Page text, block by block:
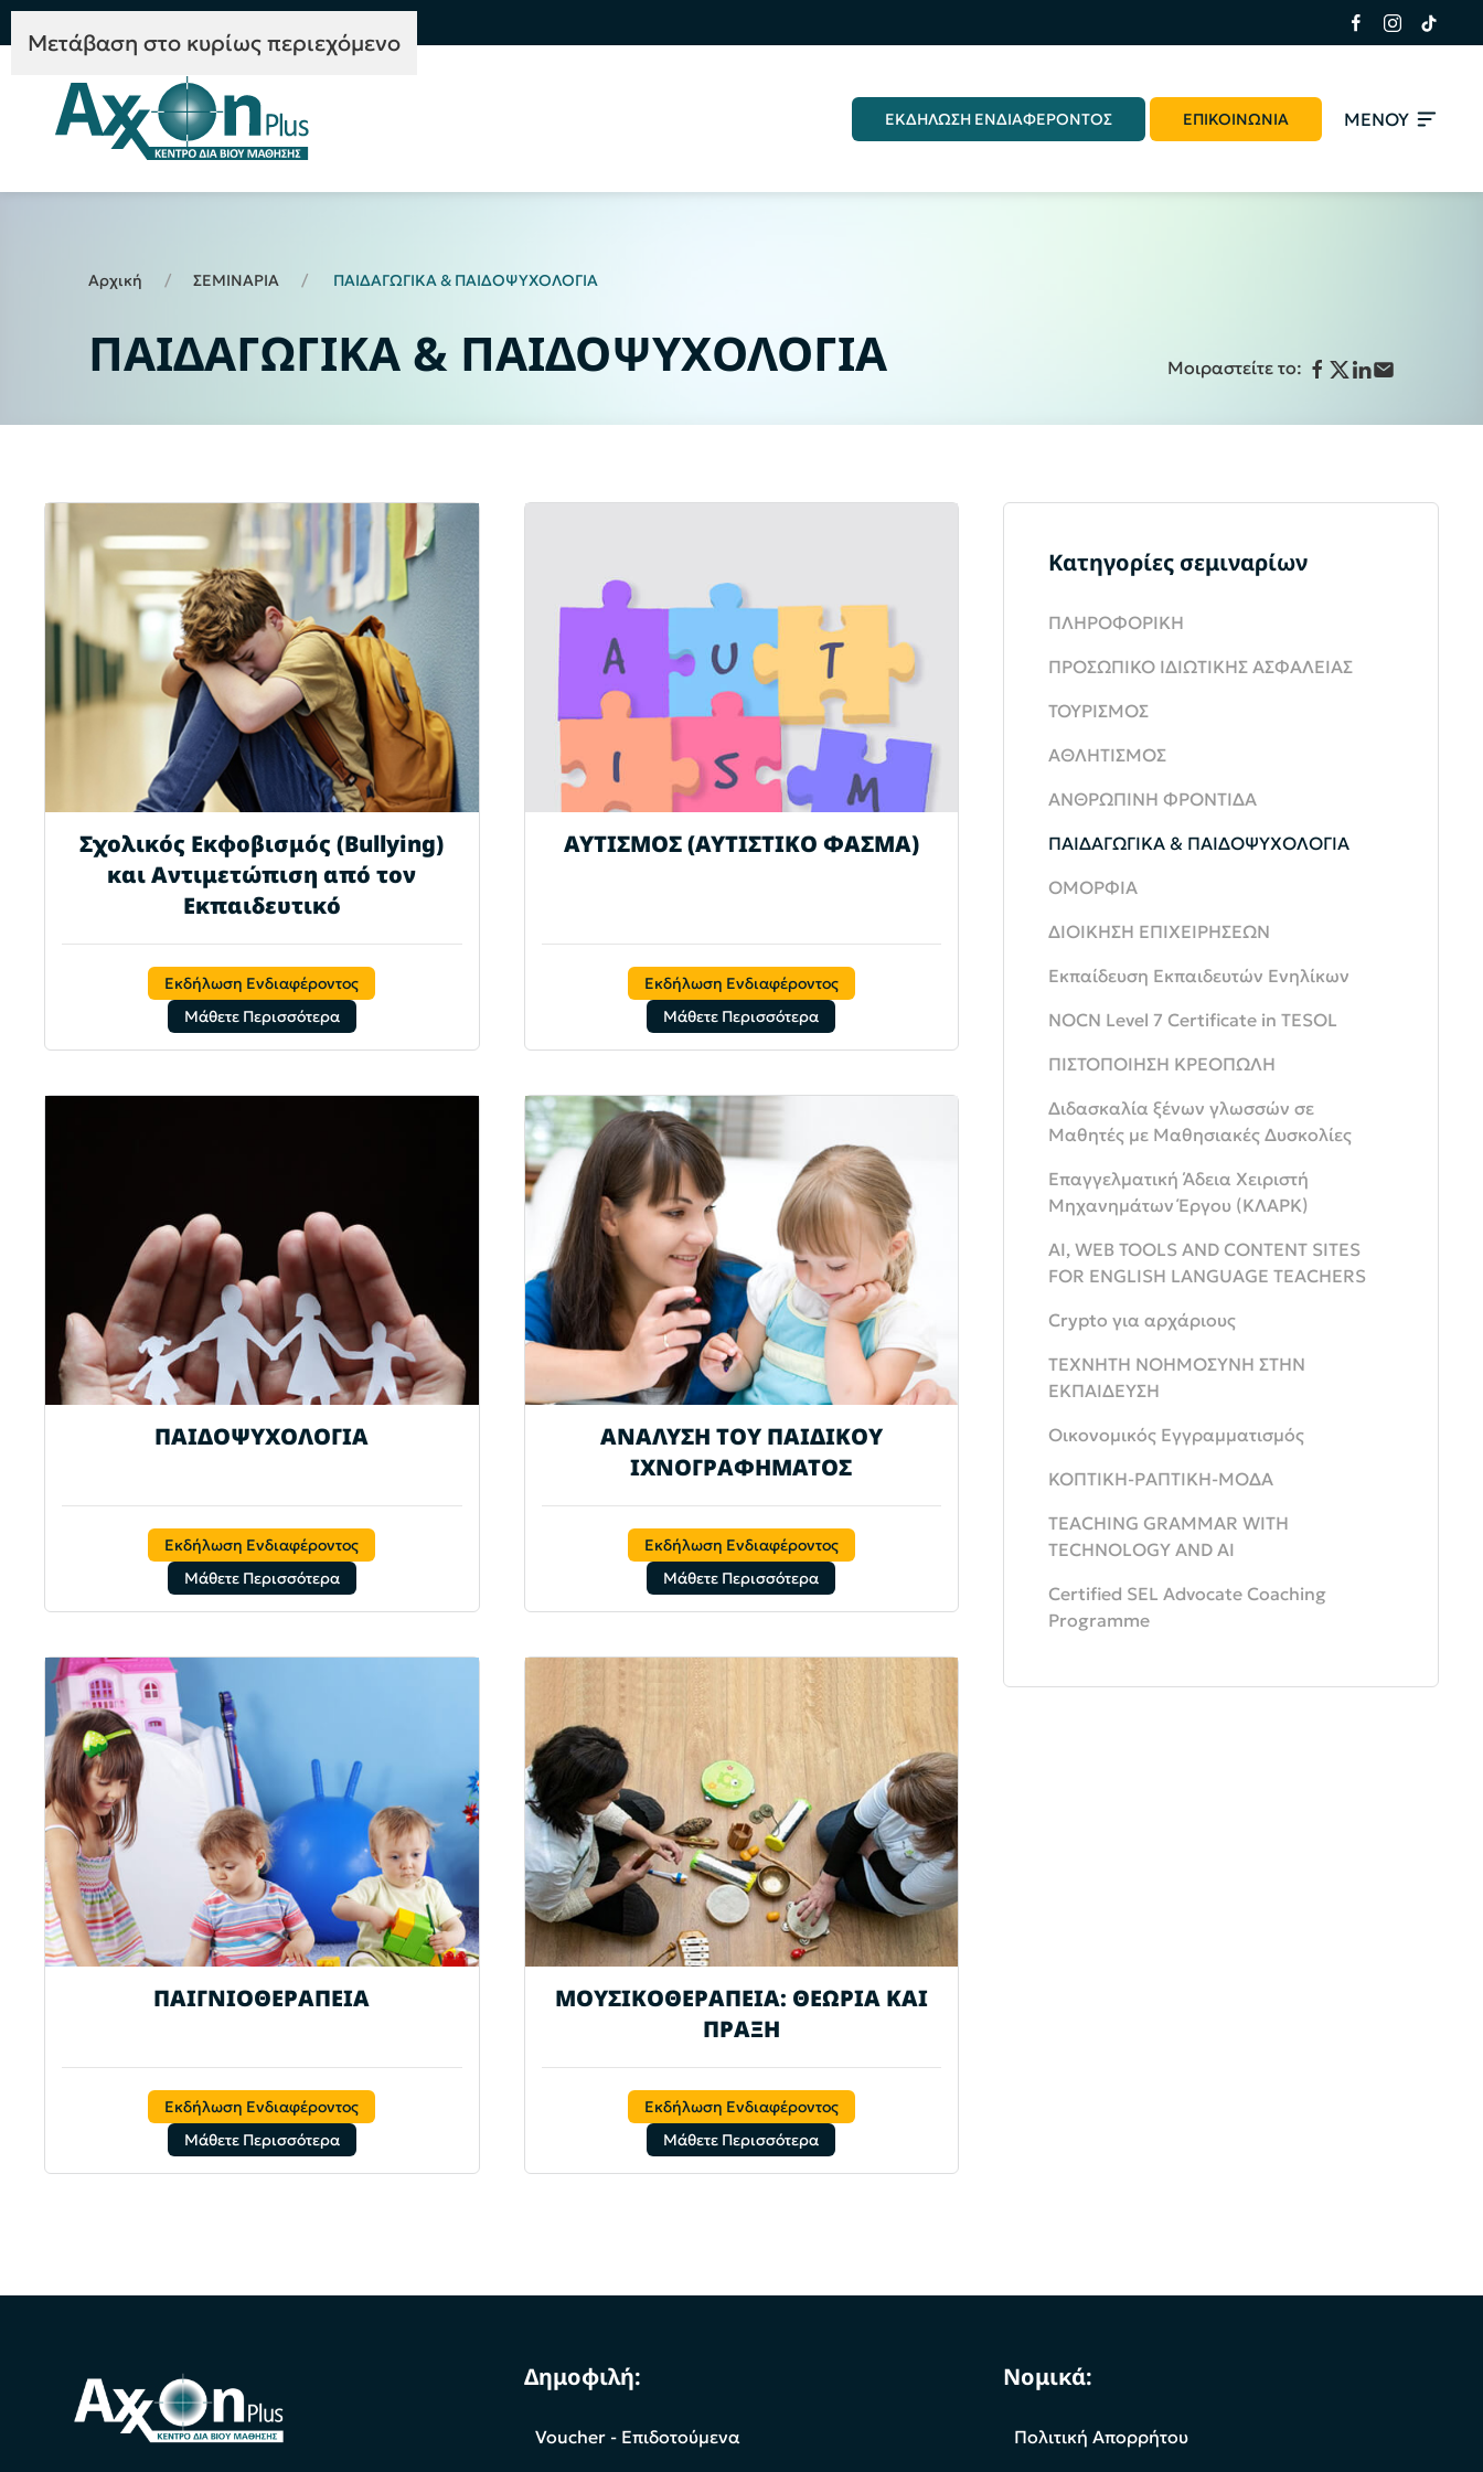
Mετάβαση στο κυρίως περιεχόμενο
ΕΚΔΗΛΩΣΗ ΕΝΔΙΑΦΕΡΟΝΤΟΣ ΕΠΙΚΟΙΝΩΝΙΑ ΜΕΝΟΥ
Αρχική ΣΕΜΙΝΑΡΙΑ ΠΑΙΔΑΓΩΓΙΚΑ & ΠΑΙΔΟΨΥΧΟΛΟΓΙΑ
ΠΑΙΔΑΓΩΓΙΚΑ & ΠΑΙΔΟΨΥΧΟΛΟΓΙΑ Μοιραστείτε το:
Σχολικός Εκφοβισμός (Bullying)
και Αντιμετώπιση από τον
Εκπαιδευτικό
Εκδήλωση Ενδιαφέροντος
Μάθετε Περισσότερα
ΑΥΤΙΣΜΟΣ (ΑΥΤΙΣΤΙΚΟ ΦΑΣΜΑ)
Εκδήλωση Ενδιαφέροντος
Μάθετε Περισσότερα
ΠΑΙΔΟΨΥΧΟΛΟΓΙΑ
Εκδήλωση Ενδιαφέροντος
Μάθετε Περισσότερα
ΑΝΑΛΥΣΗ ΤΟΥ ΠΑΙΔΙΚΟΥ
ΙΧΝΟΓΡΑΦΗΜΑΤΟΣ
Εκδήλωση Ενδιαφέροντος
Μάθετε Περισσότερα
ΠΑΙΓΝΙΟΘΕΡΑΠΕΙΑ
Εκδήλωση Ενδιαφέροντος
Μάθετε Περισσότερα
ΜΟΥΣΙΚΟΘΕΡΑΠΕΙΑ: ΘΕΩΡΙΑ ΚΑΙ
ΠΡΑΞΗ
Εκδήλωση Ενδιαφέροντος
Μάθετε Περισσότερα
Κατηγορίες σεμιναρίων
ΠΛΗΡΟΦΟΡΙΚΗ
ΠΡΟΣΩΠΙΚΟ ΙΔΙΩΤΙΚΗΣ ΑΣΦΑΛΕΙΑΣ
ΤΟΥΡΙΣΜΟΣ
ΑΘΛΗΤΙΣΜΟΣ
ΑΝΘΡΩΠΙΝΗ ΦΡΟΝΤΙΔΑ
ΠΑΙΔΑΓΩΓΙΚΑ & ΠΑΙΔΟΨΥΧΟΛΟΓΙΑ
ΟΜΟΡΦΙΑ
ΔΙΟΙΚΗΣΗ ΕΠΙΧΕΙΡΗΣΕΩΝ
Εκπαίδευση Εκπαιδευτών Ενηλίκων
NOCN Level 7 Certificate in TESOL
ΠΙΣΤΟΠΟΙΗΣΗ ΚΡΕΟΠΩΛΗ
Διδασκαλία ξένων γλωσσών σε
Μαθητές με Μαθησιακές Δυσκολίες
Eπαγγελματική Άδεια Χειριστή
Μηχανημάτων Έργου (ΚΛΑΡΚ)
AI, WEB TOOLS AND CONTENT SITES
FOR ENGLISH LANGUAGE TEACHERS
Crypto για αρχάριους
ΤΕΧΝΗΤΗ ΝΟΗΜΟΣΥΝΗ ΣΤΗΝ
ΕΚΠΑΙΔΕΥΣΗ
Οικονομικός Εγγραμματισμός
ΚΟΠΤΙΚΗ-ΡΑΠΤΙΚΗ-ΜΟΔΑ
TEACHING GRAMMAR WITH
TECHNOLOGY AND AI
Certified SEL Advocate Coaching
Programme
Δημοφιλή:
Voucher - Επιδοτούμενα
Νομικά:
Πολιτική Απορρήτου